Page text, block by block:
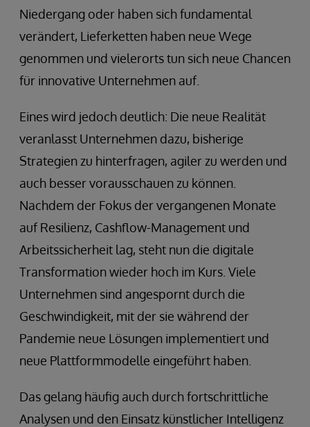
Niedergang oder haben sich fundamental
verändert, Lieferketten haben neue Wege
genommen und vielerorts tun sich neue Chancen
für innovative Unternehmen auf.
Eines wird jedoch deutlich: Die neue Realität
veranlasst Unternehmen dazu, bisherige
Strategien zu hinterfragen, agiler zu werden und
auch besser vorausschauen zu können.
Nachdem der Fokus der vergangenen Monate
auf Resilienz, Cashflow-Management und
Arbeitssicherheit lag, steht nun die digitale
Transformation wieder hoch im Kurs. Viele
Unternehmen sind angespornt durch die
Geschwindigkeit, mit der sie während der
Pandemie neue Lösungen implementiert und
neue Plattformmodelle eingeführt haben.
Das gelang häufig auch durch fortschrittliche
Analysen und den Einsatz künstlicher Intelligenz